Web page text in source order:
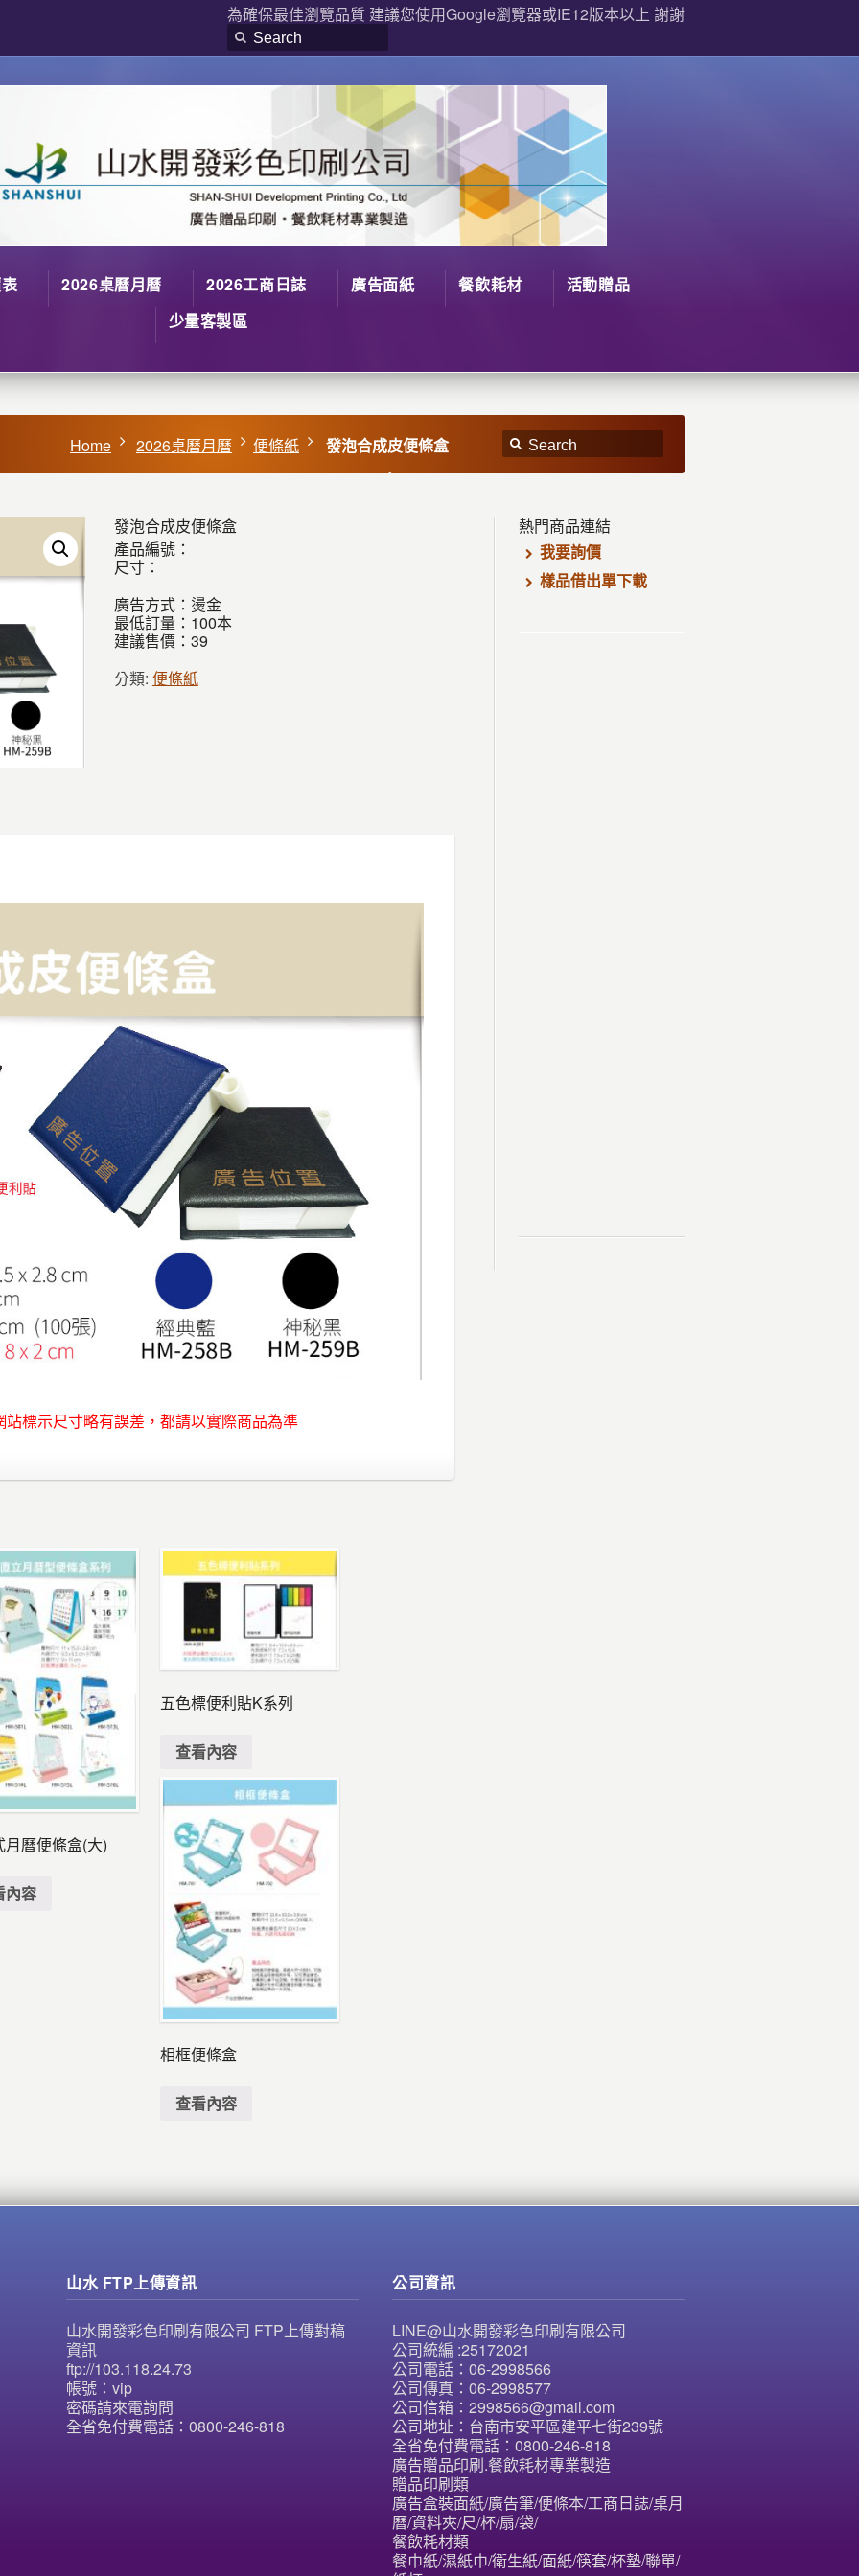
為確保最佳瀏覽品質 建議您使用Google瀏覽器或IE12版本以上 謝謝
2026桌曆月曆 2026工商日誌 廣告面紙 餐飲耗材
活動贈品
少量客製區
Home 2026桌曆月曆 便條紙 發泡合成皮便條盒
發泡合成皮便條盒
產品編號：
尺寸：
廣告方式：燙金
最低訂量：100本
建議售價：39
分類: 便條紙
標示尺寸略有誤差，都請以實際商品為準
月曆便條盒(大)
內容
五色標便利貼K系列
查看內容
相框便條盒
查看內容
熱門商品連結
我要詢價
樣品借出單下載
山水 FTP上傳資訊
山水開發彩色印刷有限公司 FTP上傳對稿
資訊
ftp://103.118.24.73
帳號：vip
密碼請來電詢問
全省免付費電話：0800-246-818
公司資訊
LINE@山水開發彩色印刷有限公司
公司統編 :25172021
公司電話：06-2998566
公司傳真：06-2998577
公司信箱：2998566@gmail.com
公司地址：台南市安平區建平七街239號
全省免付費電話：0800-246-818
廣告贈品印刷.餐飲耗材專業製造
贈品印刷類
廣告盒裝面紙/廣告筆/便條本/工商日誌/桌月
曆/資料夾/尺/杯/扇/袋/
餐飲耗材類
餐巾紙/濕紙巾/衛生紙/面紙/筷套/杯墊/聯單/